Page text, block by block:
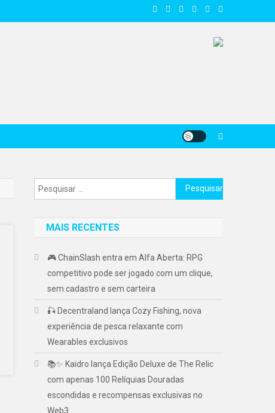
Pesquisar
por:
MAIS RECENTES
🎮 ChainSlash entra em Alfa Aberta: RPG
competitivo pode ser jogado com um clique,
sem cadastro e sem carteira
🎣 Decentraland lança Cozy Fishing, nova
experiência de pesca relaxante com
Wearables exclusivos
📚✨ Kaidro lança Edição Deluxe de The Relic
com apenas 100 Relíquias Douradas
escondidas e recompensas exclusivas no
Web3